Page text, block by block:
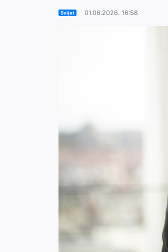
Svijet 01.06.2026. 16:58